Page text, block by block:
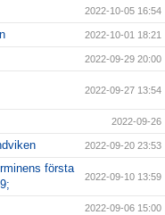
2022-10-05 16:54
2022-10-01 18:21
2022-09-29 20:00
2022-09-27 13:54
2022-09-26
2022-09-20 23:53
första
2022-09-10 13:59
2022-09-06 15:00